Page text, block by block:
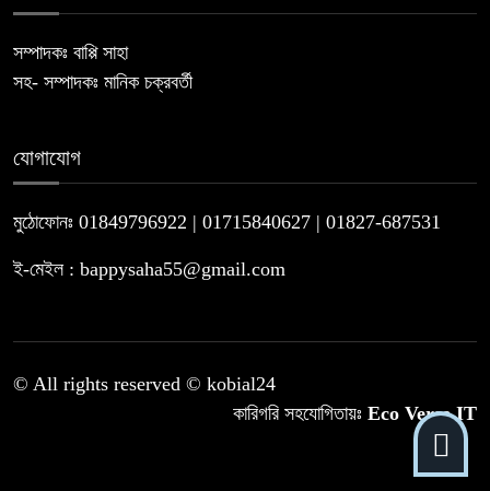
সম্পাদকঃ বাপ্পি সাহা
সহ- সম্পাদকঃ মানিক চক্রবর্তী
যোগাযোগ
মুঠোফোনঃ 01849796922 | 01715840627 | 01827-687531
ই-মেইল : bappysaha55@gmail.com
© All rights reserved © kobial24
কারিগরি সহযোগিতায়ঃ Eco Verse IT